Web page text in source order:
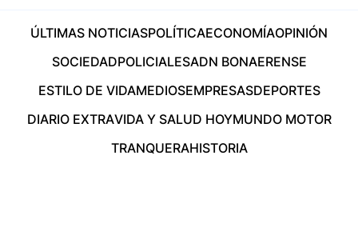
ÚLTIMAS NOTICIASPOLÍTICAECONOMÍAOPINIÓN
SOCIEDADPOLICIALESADN BONAERENSE
ESTILO DE VIDAMEDIOSEMPRESASDEPORTES
DIARIO EXTRAVIDA Y SALUD HOYMUNDO MOTOR
TRANQUERAHISTORIA